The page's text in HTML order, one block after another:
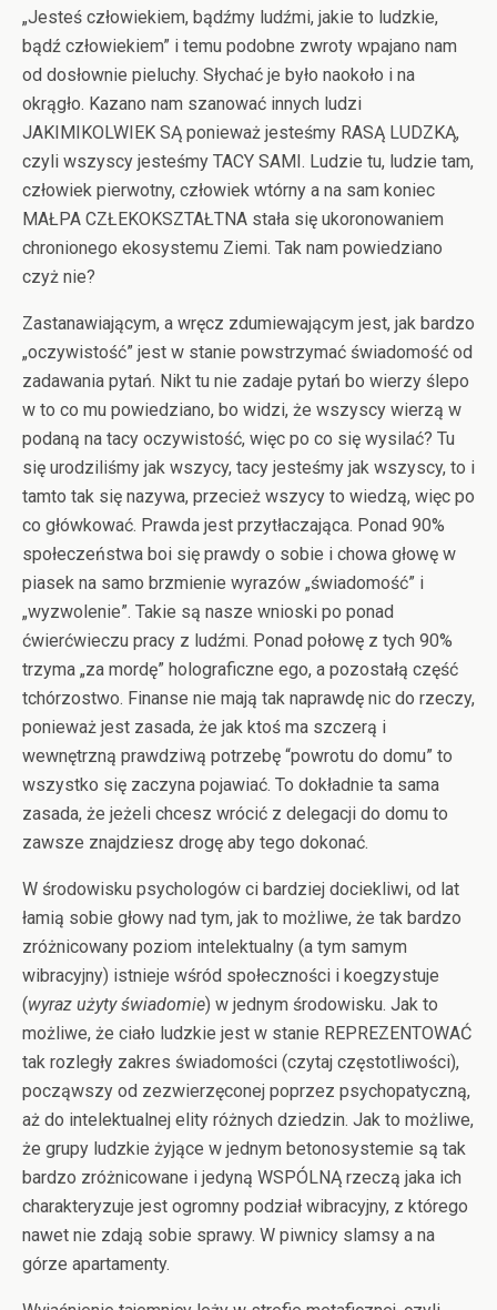
„Jesteś człowiekiem, bądźmy ludźmi, jakie to ludzkie,
bądź człowiekiem” i temu podobne zwroty wpajano nam
od dosłownie pieluchy. Słychać je było naokoło i na
okrągło. Kazano nam szanować innych ludzi
JAKIMIKOLWIEK SĄ ponieważ jesteśmy RASĄ LUDZKĄ,
czyli wszyscy jesteśmy TACY SAMI. Ludzie tu, ludzie tam,
człowiek pierwotny, człowiek wtórny a na sam koniec
MAŁPA CZŁEKOKSZTAŁTNA stała się ukoronowaniem
chronionego ekosystemu Ziemi. Tak nam powiedziano
czyż nie?
Zastanawiającym, a wręcz zdumiewającym jest, jak bardzo
„oczywistość” jest w stanie powstrzymać świadomość od
zadawania pytań. Nikt tu nie zadaje pytań bo wierzy ślepo
w to co mu powiedziano, bo widzi, że wszyscy wierzą w
podaną na tacy oczywistość, więc po co się wysilać? Tu
się urodziliśmy jak wszycy, tacy jesteśmy jak wszyscy, to i
tamto tak się nazywa, przecież wszycy to wiedzą, więc po
co główkować. Prawda jest przytłaczająca. Ponad 90%
społeczeństwa boi się prawdy o sobie i chowa głowę w
piasek na samo brzmienie wyrazów „świadomość” i
„wyzwolenie”. Takie są nasze wnioski po ponad
ćwierćwieczu pracy z ludźmi. Ponad połowę z tych 90%
trzyma „za mordę” holograficzne ego, a pozostałą część
tchórzostwo. Finanse nie mają tak naprawdę nic do rzeczy,
ponieważ jest zasada, że jak ktoś ma szczerą i
wewnętrzną prawdziwą potrzebę “powrotu do domu” to
wszystko się zaczyna pojawiać. To dokładnie ta sama
zasada, że jeżeli chcesz wrócić z delegacji do domu to
zawsze znajdziesz drogę aby tego dokonać.
W środowisku psychologów ci bardziej dociekliwi, od lat
łamią sobie głowy nad tym, jak to możliwe, że tak bardzo
zróżnicowany poziom intelektualny (a tym samym
wibracyjny) istnieje wśród społeczności i koegzystuje
(wyraz użyty świadomie) w jednym środowisku. Jak to
możliwe, że ciało ludzkie jest w stanie REPREZENTOWAĆ
tak rozległy zakres świadomości (czytaj częstotliwości),
począwszy od zezwierzęconej poprzez psychopatyczną,
aż do intelektualnej elity różnych dziedzin. Jak to możliwe,
że grupy ludzkie żyjące w jednym betonosystemie są tak
bardzo zróżnicowane i jedyną WSPÓLNĄ rzeczą jaka ich
charakteryzuje jest ogromny podział wibracyjny, z którego
nawet nie zdają sobie sprawy. W piwnicy slamsy a na
górze apartamenty.